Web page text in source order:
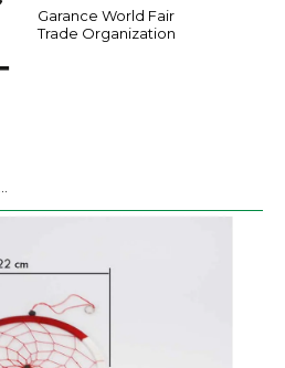
Garance World Fair
Trade Organization